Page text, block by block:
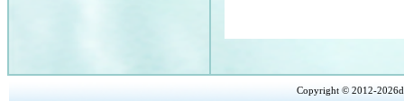
Copyright © 2012-